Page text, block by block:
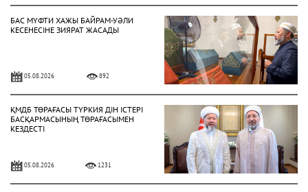
БАС МҮФТИ ХАЖЫ БАЙРАМ-УӘЛИ
КЕСЕНЕСІНЕ ЗИЯРАТ ЖАСАДЫ
05.08.2026 892
ҚМДБ ТӨРАҒАСЫ ТҮРКИЯ ДІН ІСТЕРІ
БАСҚАРМАСЫНЫҢ ТӨРАҒАСЫМЕН
КЕЗДЕСТІ
05.08.2026 1231